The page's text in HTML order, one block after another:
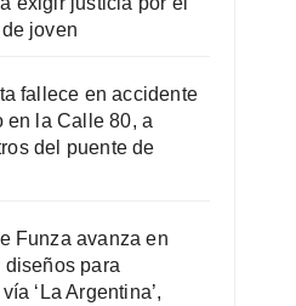
joven
fallece en accidente
en la Calle 80, a
del puente de
Funza avanza en
diseños para
‘La Argentina’,